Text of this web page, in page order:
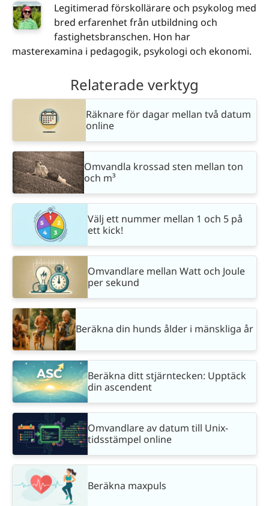
Legitimerad förskollärare och psykolog med
bred erfarenhet från utbildning och
fastighetsbranschen. Hon har
masterexamina i pedagogik, psykologi och ekonomi.
Relaterade verktyg
Räknare för dagar mellan två datum
online
Omvandla krossad sten mellan ton
och m³
Välj ett nummer mellan 1 och 5 på
ett kick!
Omvandlare mellan Watt och Joule
per sekund
Beräkna din hunds ålder i mänskliga år
Beräkna ditt stjärntecken: Upptäck
din ascendent
Omvandlare av datum till Unix-
tidsstämpel online
Beräkna maxpuls